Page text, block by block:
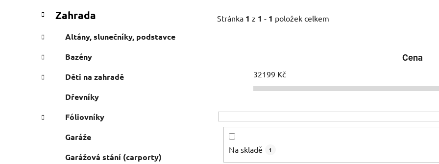
Zahrada
Altány, slunečníky, podstavce
Bazény
Děti na zahradě
Dřevníky
Fóliovníky
Garáže
Garážová stání (carporty)
Stránka 1 z 1 - 1 položek celkem
Cena
32199 Kč
Na skladě 1